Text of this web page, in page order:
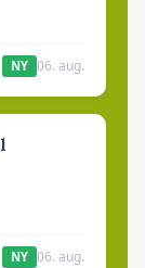
NY 06. aug.
NY 06. aug.